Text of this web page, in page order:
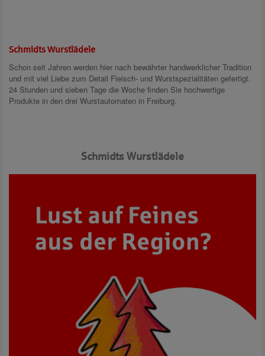
Schmidts Wurstlädele
Schon seit Jahren werden hier nach bewährter handwerklicher Tradition
und mit viel Liebe zum Detail Fleisch- und Wurstspezialitäten gefertigt.
24 Stunden und sieben Tage die Woche finden Sie hochwertige
Produkte in den drei Wurstautomaten in Freiburg.
Schmidts Wurstlädele